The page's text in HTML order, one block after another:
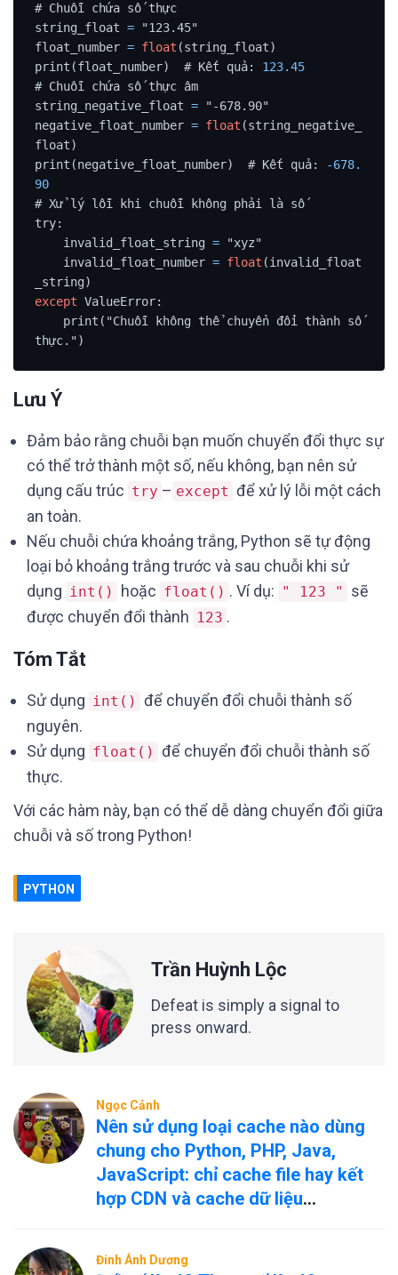
# Chuỗi chứa số thực
string_float = "123.45"
float_number = float (string_float)
print(float_number)  # Kết quả: 123.45
# Chuỗi chứa số thực âm
string_negative_float = "-678.90"
negative_float_number = float (string_negative_
float)
print(negative_float_number)  # Kết quả:
-678.
90
# Xử lý lỗi khi chuỗi không phải là số
try:
    invalid_float_string
= "xyz"
    invalid_float_number
= float (invalid_float
except ValueError:
thực.")
Lưu Ý
Đảm bảo rằng chuỗi bạn muốn chuyển đổi thực sự
có thể trở thành một số, nếu không, bạn nên sử
dụng cấu trúc try – except để xử lý lỗi một cách
an toàn.
Nếu chuỗi chứa khoảng trắng, Python sẽ tự động
loại bỏ khoảng trắng trước và sau chuỗi khi sử
dụng int() hoặc float() . Ví dụ: " 123 "
sẽ
được chuyển đổi thành 123 .
Tóm Tắt
Sử dụng int() để chuyển đổi chuỗi thành số
nguyên.
Sử dụng float() để chuyển đổi chuỗi thành số
thực.
Với các hàm này, bạn có thể dễ dàng chuyển đổi giữa
chuỗi và số trong Python!
PYTHON
Trần Huỳnh Lộc
Defeat is simply a signal to
press onward.
Ngọc Cảnh
Nên sử dụng loại cache nào dùng
chung cho Python, PHP, Java,
JavaScript: chỉ cache file hay kết
hợp CDN và cache dữ liệu
Đinh Ánh Dương